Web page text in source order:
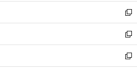
く
で
開
く
ン
ド
ウ
で
開
く
ウ
ィ
ン
ド
ウ
で
開
し
い
ウ
ィ
ン
ド
ウ
新
し
い
ウ
ィ
ン
新
し
い
ウ
新
し